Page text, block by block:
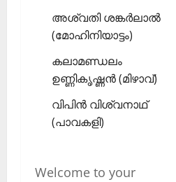
അശ്വതി ശങ്കര്‍ലാല്‍
(മോഹിനിയാട്ടം)
കലാമണ്ഡലം
ഉണ്ണികൃഷ്ണന്‍ (മിഴാവ്)
വിപിന്‍ വിശ്വനാഥ്
(പാവകളി)
Welcome to your